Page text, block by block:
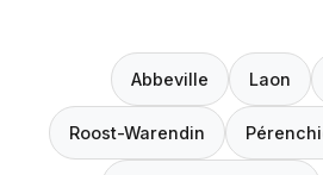
Abbeville Laon
Roost-Warendin